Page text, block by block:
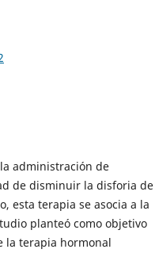
administración de
de disminuir la disforia de
esta terapia se asocia a la
planteó como objetivo
la terapia hormonal